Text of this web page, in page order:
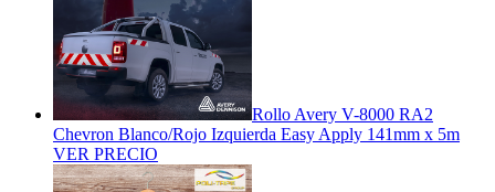
Rollo Avery V-8000 RA2
Chevron Blanco/Rojo Izquierda Easy Apply 141mm x 5m
VER PRECIO